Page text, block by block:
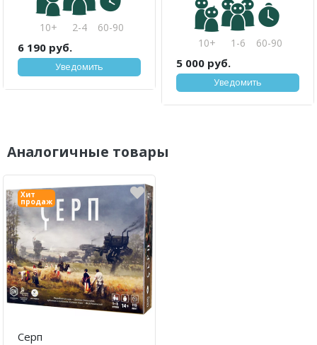
10+ 2-4 60-90
6 190 руб.
Уведомить
10+ 1-6 60-90
5 000 руб.
Уведомить
Аналогичные товары
Хит
продаж
Серп